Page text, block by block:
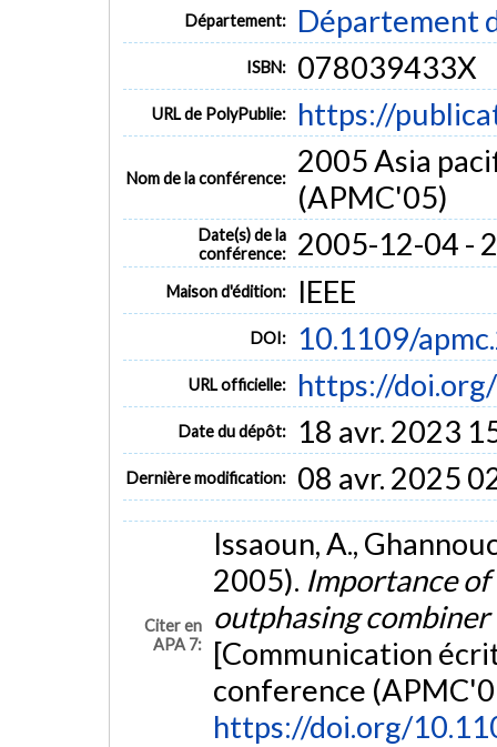
Département: Département
ISBN: 078039433X
URL de PolyPublie: https://
Nom de la conférence:
2005 Asia
(APMC'05)
Date(s) de la
conférence:
2005-12-04 -
Maison d'édition: IEEE
DOI: 10.1109/
URL officielle: https://
Date du dépôt: 18 avr. 2023
Dernière modification: 08 avr. 2025
Citer en
APA 7:
Issaoun, A.,
2005). Importance
outphasing
[Communication
conference
https://doi.org/